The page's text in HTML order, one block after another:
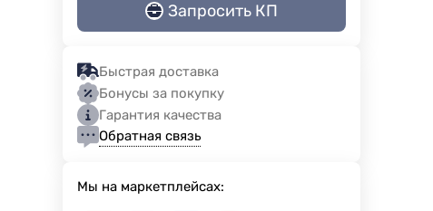
Запросить КП
Быстрая доставка
Бонусы за покупку
Гарантия качества
Обратная связь
Мы на маркетплейсах: